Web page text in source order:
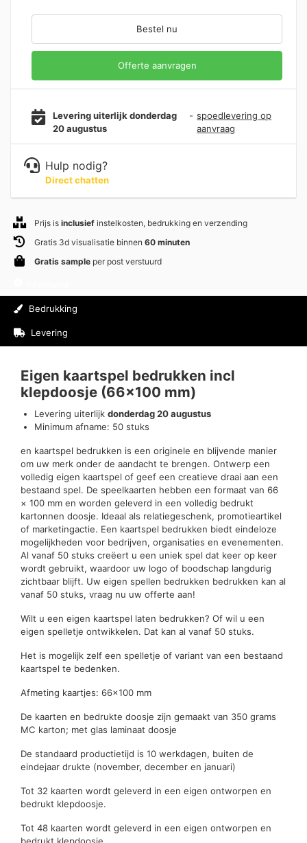
Bestel nu
Offerte aanvragen
Levering uiterlijk donderdag
20 augustus
- spoedlevering op
aanvraag
Hulp nodig?
Direct chatten
Prijs is inclusief instelkosten, bedrukking en verzending
Gratis 3d visualisatie binnen 60 minuten
Gratis sample per post verstuurd
Bedrukking
Levering
Eigen kaartspel bedrukken incl
klepdoosje (66×100 mm)
Levering uiterlijk donderdag 20 augustus
Minimum afname: 50 stuks
en kaartspel bedrukken is een originele en blijvende manier
om uw merk onder de aandacht te brengen. Ontwerp een
volledig eigen kaartspel of geef een creatieve draai aan een
bestaand spel. De speelkaarten hebben een formaat van 66
× 100 mm en worden geleverd in een volledig bedrukt
kartonnen doosje. Ideaal als relatiegeschenk, promotieartikel
of marketingactie. Een kaartspel bedrukken biedt eindeloze
mogelijkheden voor bedrijven, organisaties en evenementen.
Al vanaf 50 stuks creëert u een uniek spel dat keer op keer
wordt gebruikt, waardoor uw logo of boodschap langdurig
zichtbaar blijft. Uw eigen spellen bedrukken bedrukken kan al
vanaf 50 stuks, vraag nu uw offerte aan!
Wilt u een eigen kaartspel laten bedrukken? Of wil u een
eigen spelletje ontwikkelen. Dat kan al vanaf 50 stuks.
Het is mogelijk zelf een spelletje of variant van een bestaand
kaartspel te bedenken.
Afmeting kaartjes: 66×100 mm
De kaarten en bedrukte doosje zijn gemaakt van 350 grams
MC karton; met glas laminaat doosje
De standaard productietijd is 10 werkdagen, buiten de
eindejaar drukte (november, december en januari)
Tot 32 kaarten wordt geleverd in een eigen ontworpen en
bedrukt klepdoosje.
Tot 48 kaarten wordt geleverd in een eigen ontworpen en
bedrukt klepdoosje.